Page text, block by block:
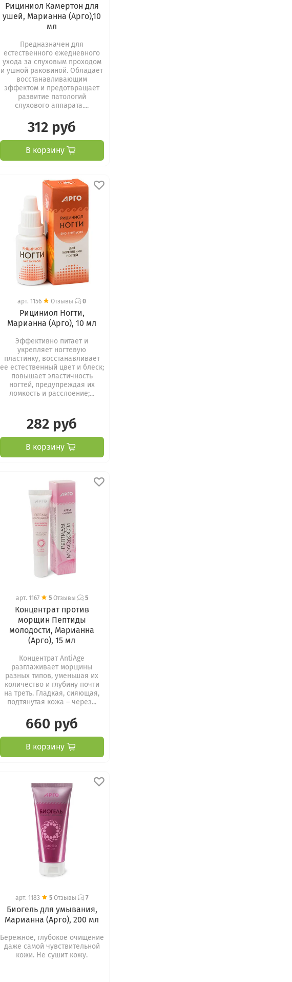
Рициниол Камертон для
ушей, Марианна (Арго),10
мл
Предназначен для
естественного ежедневного
ухода за слуховым проходом
и ушной раковиной. Обладает
восстанавливающим
эффектом и предотвращает
развитие патологий
слухового аппарата....
312 руб
В корзину
арт.1156 Отзывы 0
Рициниол Ногти,
Марианна (Арго), 10 мл
Эффективно питает и
укрепляет ногтевую
пластинку, восстанавливает
ее естественный цвет и блеск;
повышает эластичность
ногтей, предупреждая их
ломкость и расслоение;...
282 руб
В корзину
арт. 1167 5Отзывы 5
Концентрат против
морщин Пептиды
молодости, Марианна
(Арго), 15 мл
Концентрат AntiAge
разглаживает морщины
разных типов, уменьшая их
количество и глубину почти
на треть. Гладкая, сияющая,
подтянутая кожа – через...
660 руб
В корзину
арт. 1183 5Отзывы 7
Биогель для умывания,
Марианна (Арго), 200 мл
Бережное, глубокое очищение
даже самой чувствительной
кожи. Не сушит кожу.